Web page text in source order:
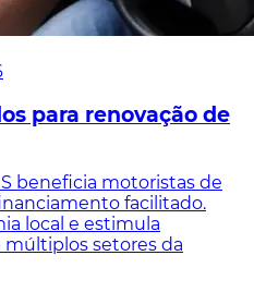
para renovação de
beneficia motoristas de
facilitado.
local e estimula
múltiplos setores da